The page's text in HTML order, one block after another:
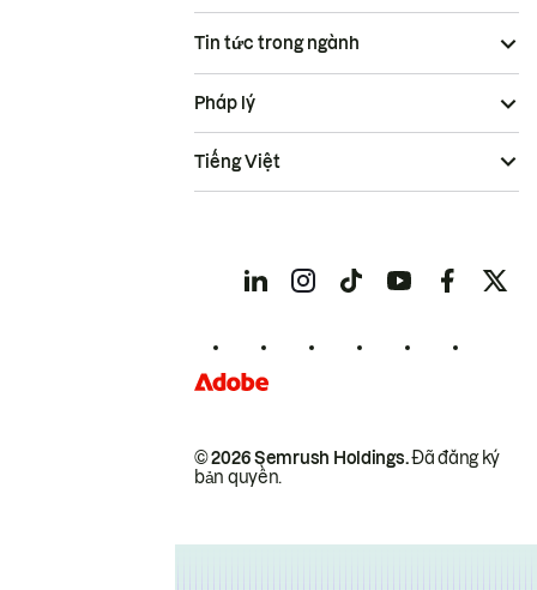
Tin tức trong ngành
© 2026 Semrush Holdings.Đã đăng ký
bản quyền.
Pháp lý
Tiếng Việt